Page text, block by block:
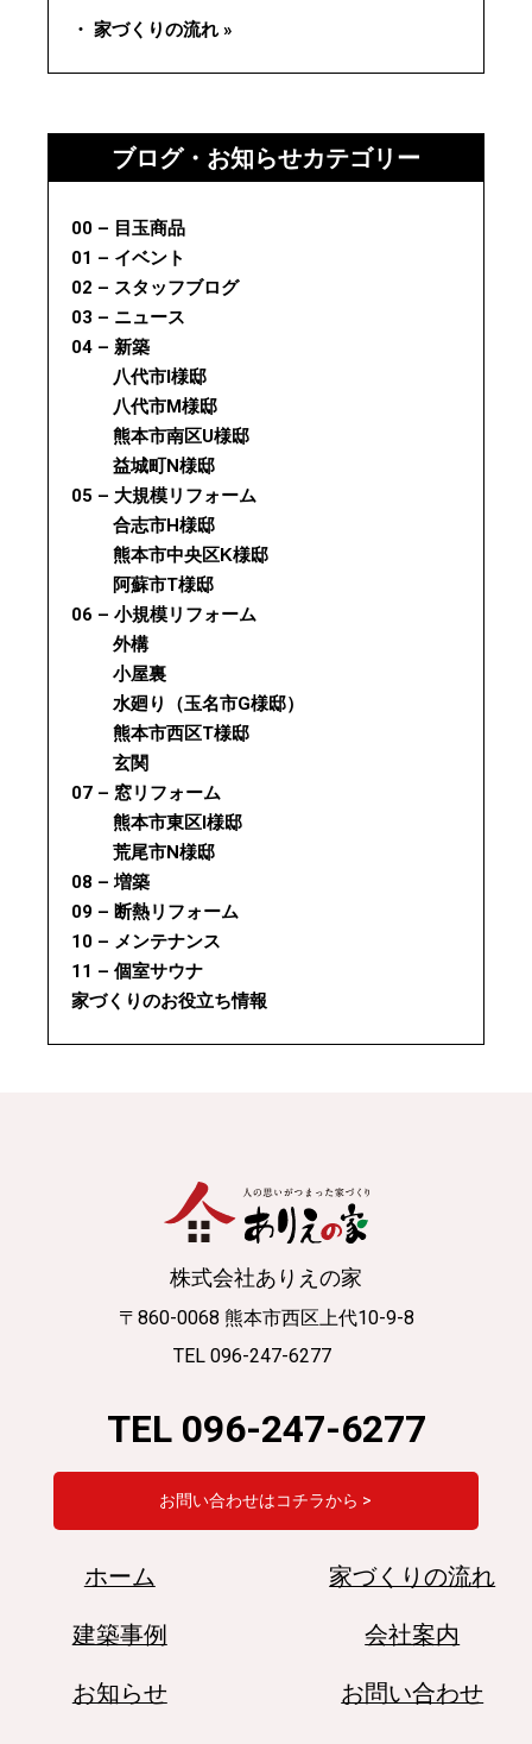
・ 家づくりの流れ »
ブログ・お知らせカテゴリー
00 – 目玉商品
01 – イベント
02 – スタッフブログ
03 – ニュース
04 – 新築
八代市I様邸
八代市M様邸
熊本市南区U様邸
益城町N様邸
05 – 大規模リフォーム
合志市H様邸
熊本市中央区K様邸
阿蘇市T様邸
06 – 小規模リフォーム
外構
小屋裏
水廻り（玉名市G様邸）
熊本市西区T様邸
玄関
07 – 窓リフォーム
熊本市東区I様邸
荒尾市N様邸
08 – 増築
09 – 断熱リフォーム
10 – メンテナンス
11 – 個室サウナ
家づくりのお役立ち情報
株式会社ありえの家
〒860-0068 熊本市西区上代10-9-8
TEL 096-247-6277
TEL 096-247-6277
お問い合わせはコチラから >
ホーム 家づくりの流れ
建築事例 会社案内
お知らせ お問い合わせ